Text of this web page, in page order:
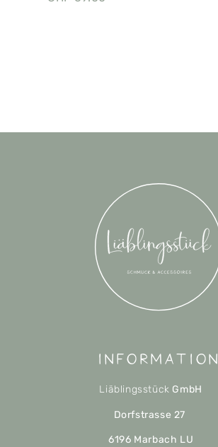
Information
Liäblingsstück GmbH
Dorfstrasse 27
6196 Marbach LU